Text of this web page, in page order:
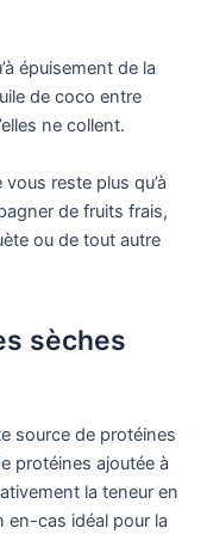
épuisement de la
de coco entre
ne collent.
reste plus qu’à
de fruits frais,
ou de tout autre
sèches
source de protéines
protéines ajoutée à
la teneur en
en-cas idéal pour la